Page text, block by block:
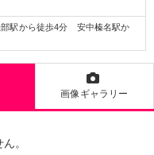
駅から徒歩4分 安中榛名駅か
画像ギャラリー
。